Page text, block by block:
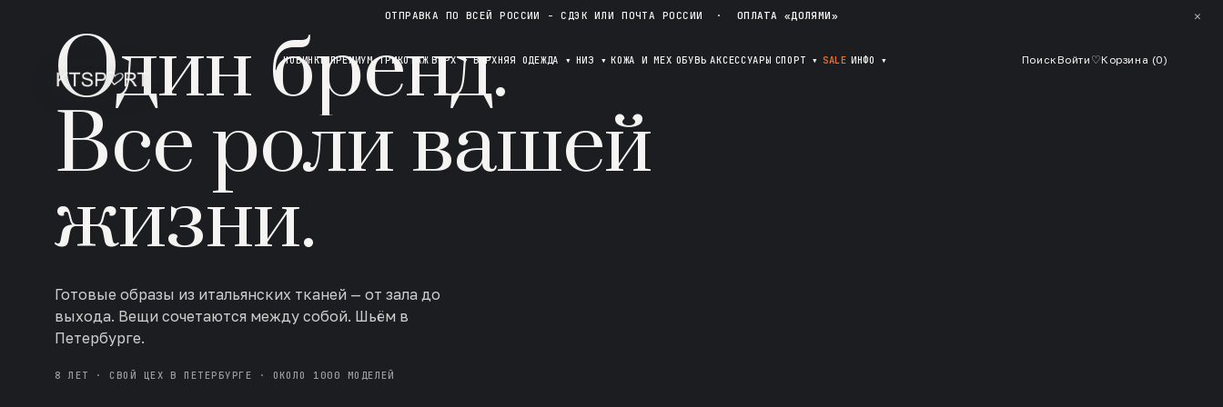
ОТПРАВКА ПО ВСЕЙ РОССИИ - СДЭК ИЛИ ПОЧТА РОССИИ · ОПЛАТА «ДОЛЯМИ» ✕
НОВИНКИ ПРЕМИУМ ТРИКОТАЖ ВЕРХ▾ ВЕРХНЯЯ ОДЕЖДА ▾ НИЗ ▾ КОЖА И МЕХ ОБУВЬ АКСЕССУАРЫ СПОРТ ▾ SALE ИНФО ▾ ПоискВойти ♡Корзина (0)
Один бренд.
Все роли вашей
жизни.
Готовые образы из итальянских тканей — от зала до
выхода. Вещи сочетаются между собой. Шьём в
Петербурге.
8 ЛЕТ · СВОЙ ЦЕХ В ПЕТЕРБУРГЕ · ОКОЛО 1000 МОДЕЛЕЙ